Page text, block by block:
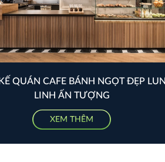
QUÁN CAFE BÁNH NGỌT ĐẸP
LINH ẤN TƯỢNG
XEM THÊM